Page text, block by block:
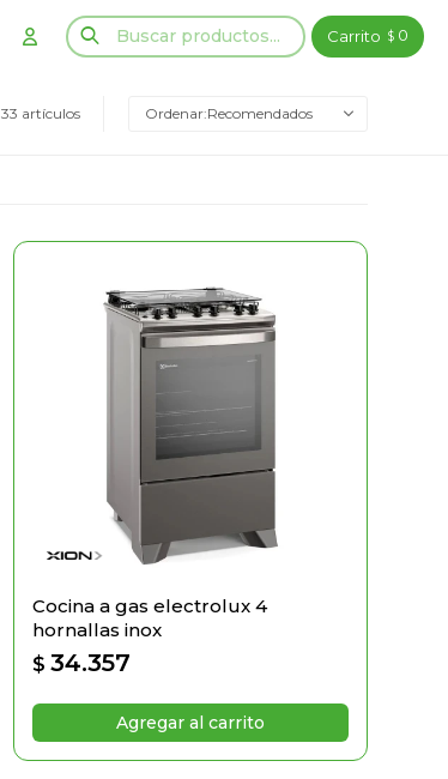
$ 0
33 artículos Recomendados
Cocina a gas electrolux 4
hornallas inox
$ 34.357